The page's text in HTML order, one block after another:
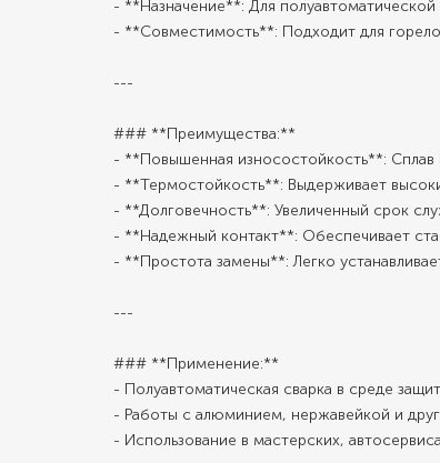
- **Назначение**: Для
- **Совместимость**: Подходит для
---
### **Преимущества:**
- **Повышенная износостойкость**: Сплав
- **Термостойкость**: Выдерживает
- **Долговечность**: Увеличенный срок
- **Надежный контакт**: Обеспечивает
- **Простота замены**: Легко
---
### **Применение:**
- Полуавтоматическая сварка в среде
- Работы с алюминием, нержавейкой и
- Использование в мастерских,